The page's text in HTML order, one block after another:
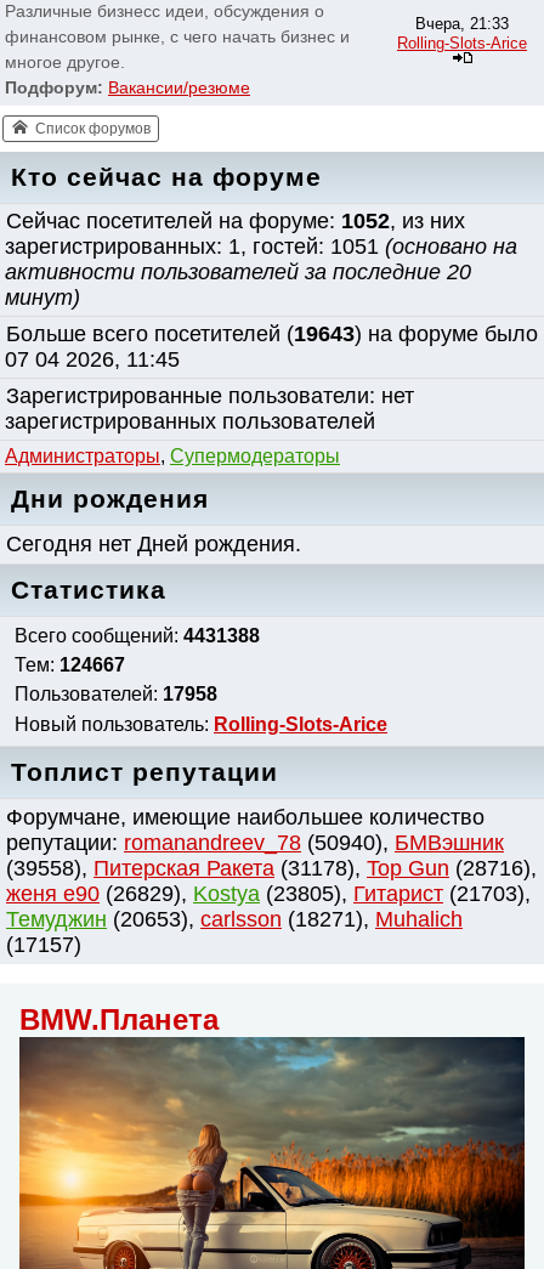
Кто сейчас на форуме
Сейчас посетителей на форуме: 1052, из них
зарегистрированных: 1, гостей: 1051 (основано на
активности пользователей за последние 20
минут)
Больше всего посетителей (19643) на форуме было
07 04 2026, 11:45
Зарегистрированные пользователи: нет
зарегистрированных пользователей
Администраторы, Супермодераторы
Дни рождения
Сегодня нет Дней рождения.
Статистика
Всего сообщений: 4431388
Тем: 124667
Пользователей: 17958
Новый пользователь: Rolling-Slots-Arice
Топлист репутации
Форумчане, имеющие наибольшее количество
репутации: romanandreev_78 (50940), БМВэшник
(39558), Питерская Ракета (31178), Top Gun (28716),
женя e90 (26829), Kostya (23805), Гитарист (21703),
Темуджин (20653), сarlsson (18271), Muhalich
(17157)
BMW.Планета
Различные бизнесс идеи, обсуждения о
финансовом рынке, с чего начать бизнес и
многое другое.
Подфорум: Вакансии/резюме
Вчера, 21:33
Rolling-Slots-Arice
Список форумов